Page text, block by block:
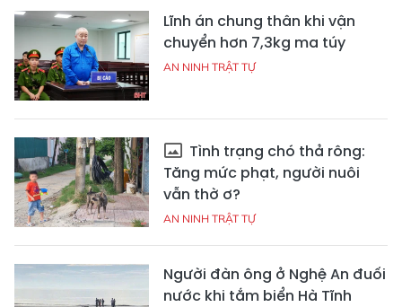
Lĩnh án chung thân khi vận
chuyển hơn 7,3kg ma túy
AN NINH TRẬT TỰ
Tình trạng chó thả rông:
Tăng mức phạt, người nuôi
vẫn thờ ơ?
AN NINH TRẬT TỰ
Người đàn ông ở Nghệ An đuối
nước khi tắm biển Hà Tĩnh